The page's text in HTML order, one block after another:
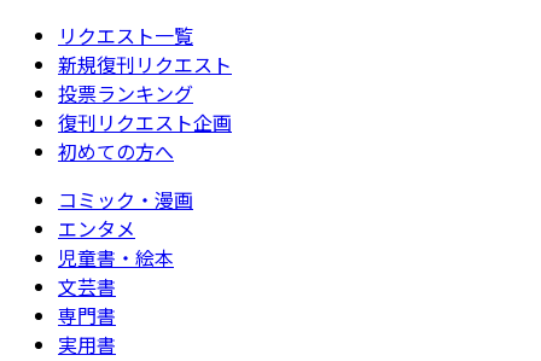
リクエスト一覧
新規復刊リクエスト
投票ランキング
復刊リクエスト企画
初めての方へ
コミック・漫画
エンタメ
児童書・絵本
文芸書
専門書
実用書